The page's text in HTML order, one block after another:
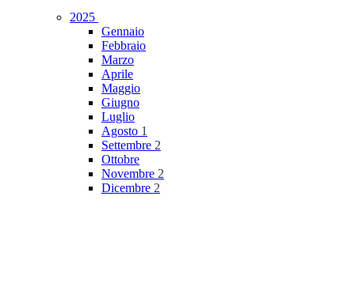
2025
Gennaio
Febbraio
Marzo
Aprile
Maggio
Giugno
Luglio
Agosto 1
Settembre 2
Ottobre
Novembre 2
Dicembre 2